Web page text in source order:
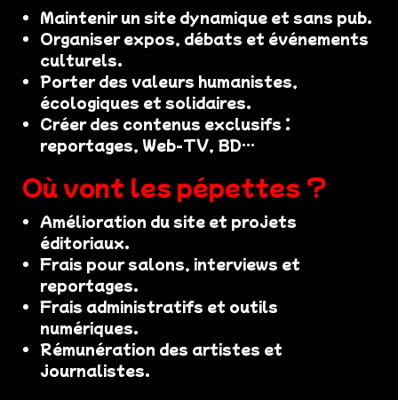
Maintenir un site dynamique et sans pub.
Organiser expos, débats et événements
culturels.
Porter des valeurs humanistes,
écologiques et solidaires.
Créer des contenus exclusifs :
reportages, Web-TV, BD…
Où vont les pépettes ?
Amélioration du site et projets
éditoriaux.
Frais pour salons, interviews et
reportages.
Frais administratifs et outils
numériques.
Rémunération des artistes et
journalistes.